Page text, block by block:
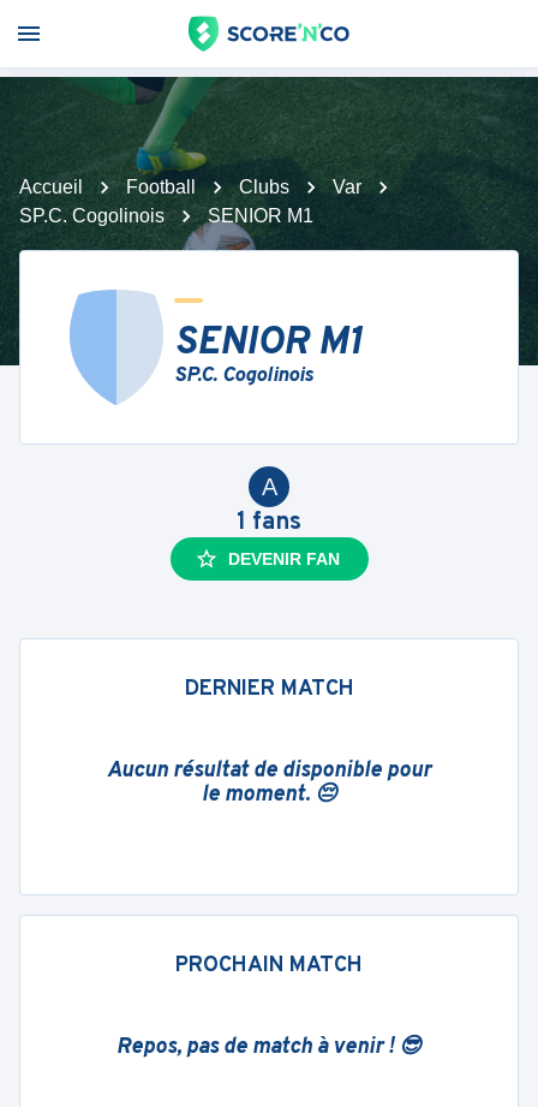
Accueil Football Clubs
Var
SP.C. Cogolinois
SENIOR M1
SENIOR M1
SP.C. Cogolinois
A
1 fans
DEVENIR FAN
DERNIER MATCH
Aucun résultat de disponible pour
le moment. 😔
PROCHAIN MATCH
Repos, pas de match à venir ! 😎